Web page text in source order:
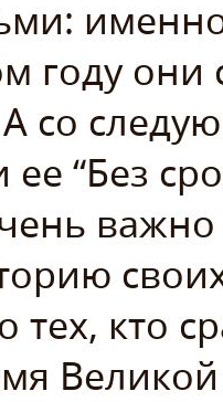
году они
со
ее “Без
тех, кто